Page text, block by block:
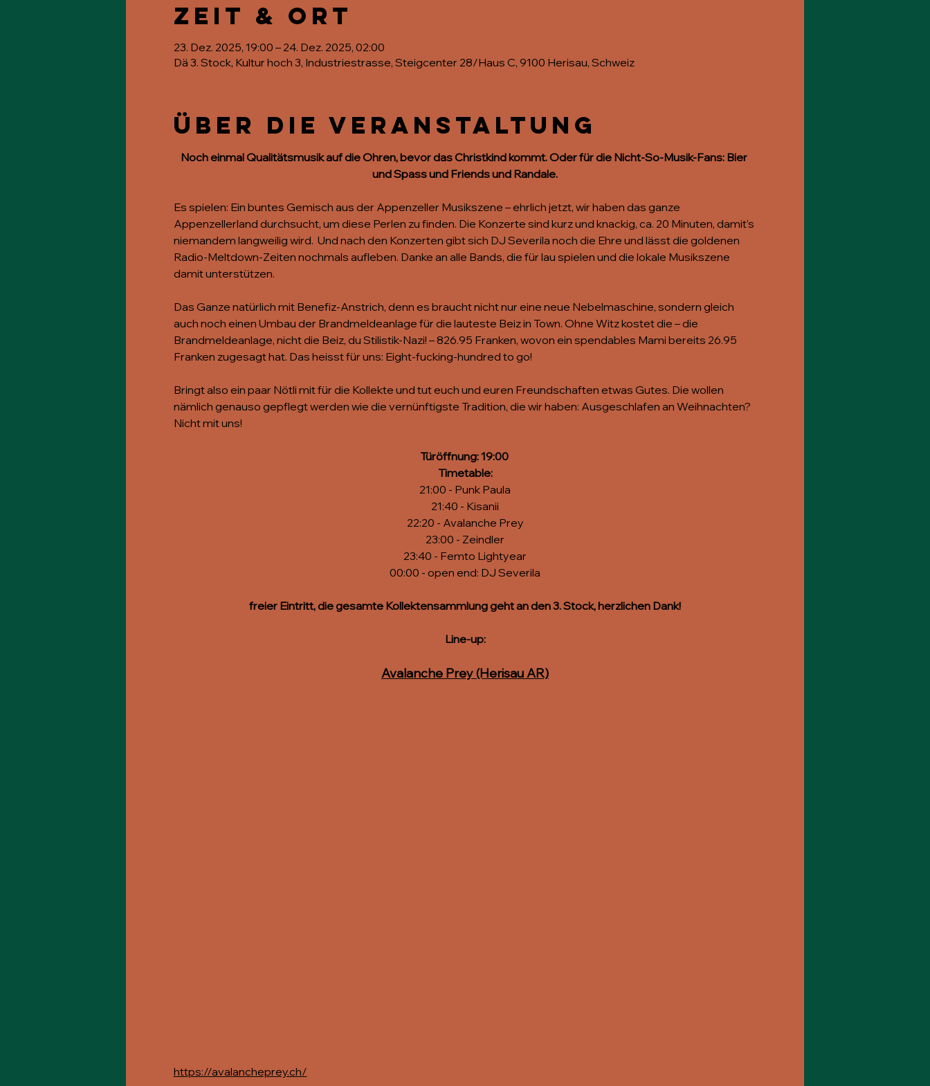
Zeit & Ort
23. Dez. 2025, 19:00 – 24. Dez. 2025, 02:00
Dä 3. Stock, Kultur hoch 3, Industriestrasse, Steigcenter 28/Haus C, 9100 Herisau, Schweiz
Über die Veranstaltung
Noch einmal Qualitätsmusik auf die Ohren, bevor das Christkind kommt. Oder für die Nicht-So-Musik-Fans: Bier
und Spass und Friends und Randale.
Es spielen: Ein buntes Gemisch aus der Appenzeller Musikszene – ehrlich jetzt, wir haben das ganze
Appenzellerland durchsucht, um diese Perlen zu finden. Die Konzerte sind kurz und knackig, ca. 20 Minuten, damit’s
niemandem langweilig wird.  Und nach den Konzerten gibt sich DJ Severila noch die Ehre und lässt die goldenen
Radio-Meltdown-Zeiten nochmals aufleben. Danke an alle Bands, die für lau spielen und die lokale Musikszene
damit unterstützen.
Das Ganze natürlich mit Benefiz-Anstrich, denn es braucht nicht nur eine neue Nebelmaschine, sondern gleich
auch noch einen Umbau der Brandmeldeanlage für die lauteste Beiz in Town. Ohne Witz kostet die – die
Brandmeldeanlage, nicht die Beiz, du Stilistik-Nazi! – 826.95 Franken, wovon ein spendables Mami bereits 26.95
Franken zugesagt hat. Das heisst für uns: Eight-fucking-hundred to go!
Bringt also ein paar Nötli mit für die Kollekte und tut euch und euren Freundschaften etwas Gutes. Die wollen
nämlich genauso gepflegt werden wie die vernünftigste Tradition, die wir haben: Ausgeschlafen an Weihnachten?
Nicht mit uns!
Türöffnung: 19:00
Timetable:
21:00 - Punk Paula
21:40 - Kisanii
22:20 - Avalanche Prey
23:00 - Zeindler
23:40 - Femto Lightyear
00:00 - open end: DJ Severila
freier Eintritt, die gesamte Kollektensammlung geht an den 3. Stock, herzlichen Dank!
Line-up:
Avalanche Prey (Herisau AR)
https://avalancheprey.ch/